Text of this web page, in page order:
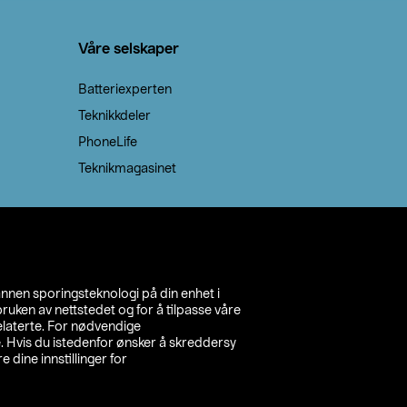
sporingsteknologi på din enhet i
av nettstedet og for å tilpasse våre
For nødvendige
Hvis du istedenfor ønsker å skreddersy
dine innstillinger for
Våre selskaper
Batteriexperten
Teknikkdeler
PhoneLife
Teknikmagasinet